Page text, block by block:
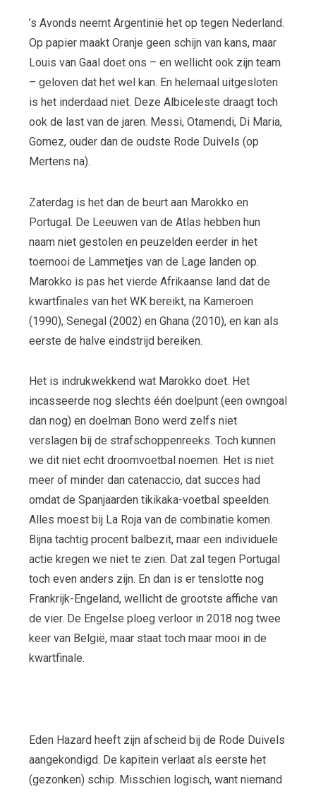
’s Avonds neemt Argentinië het op tegen Nederland.
Op papier maakt Oranje geen schijn van kans, maar
Louis van Gaal doet ons – en wellicht ook zijn team
– geloven dat het wel kan. En helemaal uitgesloten
is het inderdaad niet. Deze Albiceleste draagt toch
ook de last van de jaren. Messi, Otamendi, Di Maria,
Gomez, ouder dan de oudste Rode Duivels (op
Mertens na).
Zaterdag is het dan de beurt aan Marokko en
Portugal. De Leeuwen van de Atlas hebben hun
naam niet gestolen en peuzelden eerder in het
toernooi de Lammetjes van de Lage landen op.
Marokko is pas het vierde Afrikaanse land dat de
kwartfinales van het WK bereikt, na Kameroen
(1990), Senegal (2002) en Ghana (2010), en kan als
eerste de halve eindstrijd bereiken.
Het is indrukwekkend wat Marokko doet. Het
incasseerde nog slechts één doelpunt (een owngoal
dan nog) en doelman Bono werd zelfs niet
verslagen bij de strafschoppenreeks. Toch kunnen
we dit niet echt droomvoetbal noemen. Het is niet
meer of minder dan catenaccio, dat succes had
omdat de Spanjaarden tikikaka-voetbal speelden.
Alles moest bij La Roja van de combinatie komen.
Bijna tachtig procent balbezit, maar een individuele
actie kregen we niet te zien. Dat zal tegen Portugal
toch even anders zijn. En dan is er tenslotte nog
Frankrijk-Engeland, wellicht de grootste affiche van
de vier. De Engelse ploeg verloor in 2018 nog twee
keer van België, maar staat toch maar mooi in de
kwartfinale.
Eden Hazard heeft zijn afscheid bij de Rode Duivels
aangekondigd. De kapitein verlaat als eerste het
(gezonken) schip. Misschien logisch, want niemand